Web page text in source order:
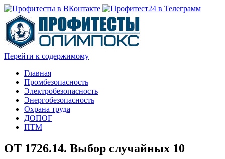
Перейти к содержимому
Главная
Промбезопасность
Электробезопасность
Энергобезопасность
Охрана труда
ДОПОГ
ПТМ
ОТ 1726.14. Выбор случайных 10